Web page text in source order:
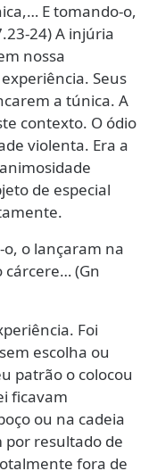
E tomando-o,
24) A injúria
nossa
Seus
a túnica. A
contexto. O ódio
violenta. Era a
de especial
o, o lançaram na
(Gn
Foi
escolha ou
patrão o colocou
ficavam
ou na cadeia
por resultado de
fora de